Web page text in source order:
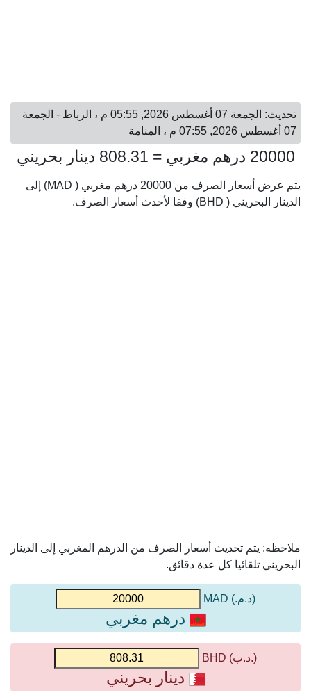
تحديث: الجمعة 07 أغسطس 2026, 05:55 م ، الرباط - الجمعة
07 أغسطس 2026, 07:55 م ، المنامة
20000 درهم مغربي = 808.31 دينار بحريني
يتم عرض أسعار الصرف من 20000 درهم مغربي ( MAD) إلى
الدينار البحريني ( BHD) وفقا لأحدث أسعار الصرف.
ملاحظه: يتم تحديث أسعار الصرف من الدرهم المغربي إلى الدينار
البحريني تلقائيا كل عدة دقائق.
(د.م.) MAD
درهم مغربي
(.د.ب) BHD
دينار بحريني